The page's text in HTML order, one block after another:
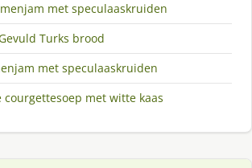
met speculaaskruiden
Gevuld Turks brood
met speculaaskruiden
courgettesoep met witte kaas